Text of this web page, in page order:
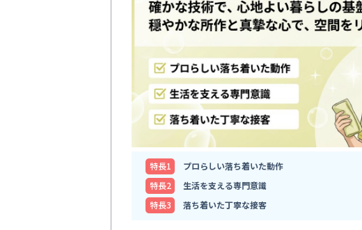
特⻑1
プロらしい落ち着いた動作
特⻑2
生活を支える専門意識
特⻑3
落ち着いた丁寧な接客